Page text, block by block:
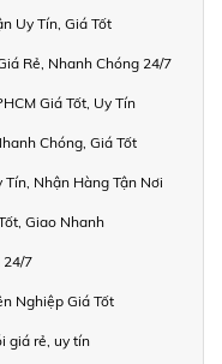
Uy Tín, Giá Tốt
Rẻ, Nhanh Chóng 24/7
Giá Tốt, Uy Tín
Chóng, Giá Tốt
Tín, Nhận Hàng Tận Nơi
Giao Nhanh
24/7
Nghiệp Giá Tốt
giá rẻ, uy tín